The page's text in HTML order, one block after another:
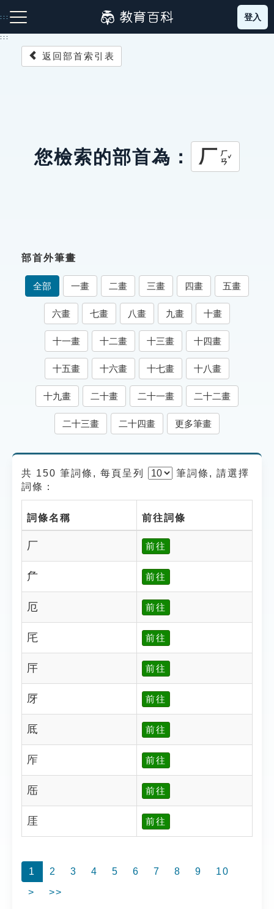
到
主
:::
成語故事
索引選單
知識索引
單字索引
生命大百科索引
遊戲專區
貓頭鷹博士
登入
:::
返回部首索引表
您檢索的部首為： 厂ㄏㄢˇ
部首外筆畫
全部 一畫 二畫 三畫 四畫 五畫
六畫 七畫 八畫 九畫 十畫
十一畫 十二畫 十三畫 十四畫
十五畫 十六畫 十七畫 十八畫
十九畫 二十畫 二十一畫 二十二畫
二十三畫 二十四畫 更多筆畫
共 150 筆詞條, 每頁呈列 筆詞條, 請選擇
詞條：
詞條名稱 前往詞條
厂 前往
厃 前往
厄 前往
厇 前往
厈 前往
厊 前往
厎 前往
厏 前往
厒 前往
厓 前往
1 2 3 4 5 6 7 8 9
10
>
>>